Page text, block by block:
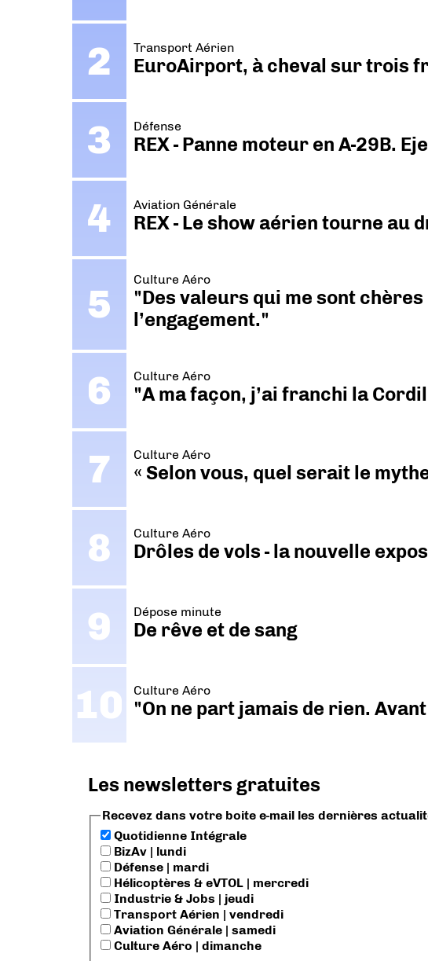
Transport Aérien
EuroAirport, à cheval sur trois
Défense
REX - Panne moteur en A-29B.
Aviation Générale
REX - Le show aérien tourne au
Culture Aéro
"Des valeurs qui me sont
l’engagement."
Culture Aéro
"A ma façon, j’ai franchi la
Culture Aéro
« Selon vous, quel serait le
Culture Aéro
Drôles de vols - la nouvelle
Dépose minute
De rêve et de sang
Culture Aéro
"On ne part jamais de rien.
Les newsletters gratuites
Recevez dans votre boite e-mail les dernières
Quotidienne Intégrale
BizAv | lundi
Défense | mardi
Hélicoptères & eVTOL | mercredi
Industrie & Jobs | jeudi
Transport Aérien | vendredi
Aviation Générale | samedi
Culture Aéro | dimanche